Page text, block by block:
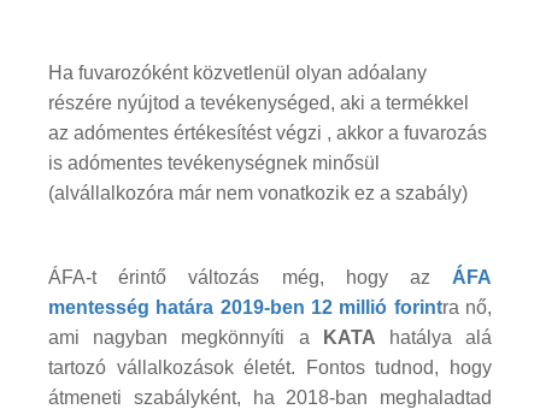
Ha fuvarozóként közvetlenül olyan adóalany
részére nyújtod a tevékenységed, aki a termékkel
az adómentes értékesítést végzi , akkor a fuvarozás
is adómentes tevékenységnek minősül
(alvállalkozóra már nem vonatkozik ez a szabály)
ÁFA-t érintő változás még, hogy az ÁFA
mentesség határa 2019-ben 12 millió forintra nő,
ami nagyban megkönnyíti a
KATA hatálya alá
tartozó vállalkozások életét. Fontos tudnod, hogy
átmeneti szabályként, ha 2018-ban meghaladtad